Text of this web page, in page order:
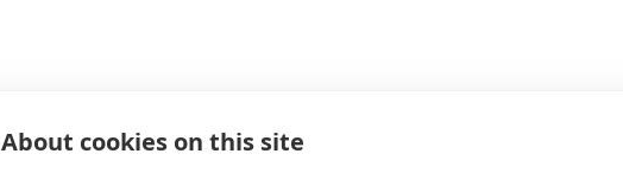
About cookies on this site